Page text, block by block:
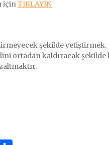
içinTIKLAYIN
şekilde yetiştirmek.
ortadan kaldıracak